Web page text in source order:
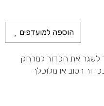
הוספה למועדפים
את הכדור למרחק
רטוב או מלוכלך